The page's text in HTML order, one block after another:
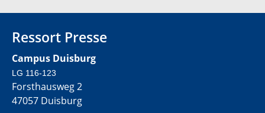
Ressort Presse
Campus Duisburg
LG 116-123
Forsthausweg 2
47057 Duisburg